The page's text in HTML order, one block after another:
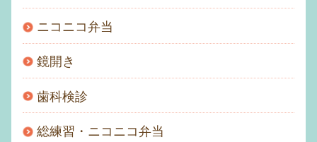
ニコニコ弁当
鏡開き
歯科検診
総練習・ニコニコ弁当